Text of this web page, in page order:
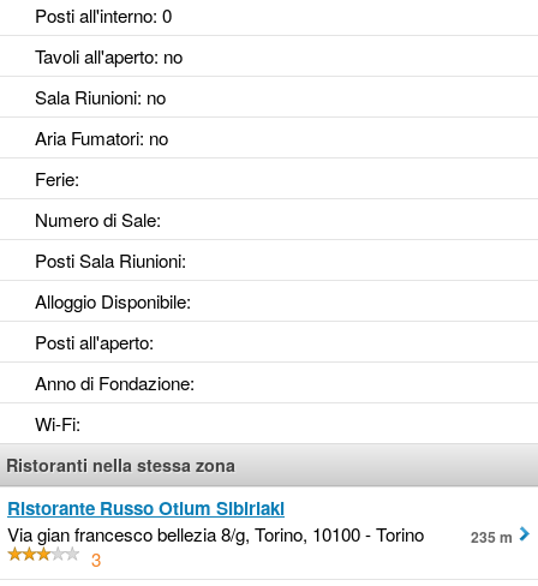
Posti all'interno: 0
Tavoli all'aperto: no
Sala Riunioni: no
Aria Fumatori: no
Ferie:
Numero di Sale:
Posti Sala Riunioni:
Alloggio Disponibile:
Posti all'aperto:
Anno di Fondazione:
Wi-Fi:
Ristoranti nella stessa zona
Ristorante Russo Otium Sibiriaki
Via gian francesco bellezia 8/g, Torino, 10100 - Torino
3
235 m